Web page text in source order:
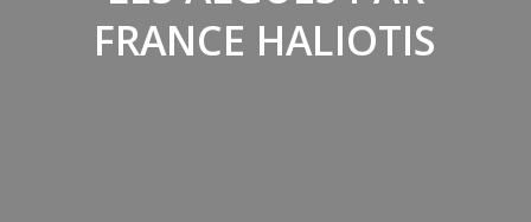
FRANCE HALIOTIS